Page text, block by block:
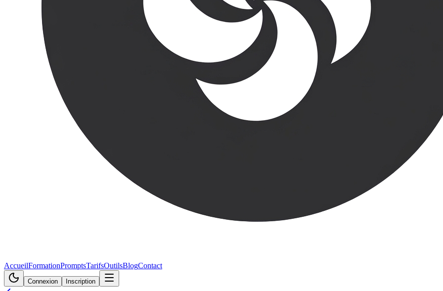
AccueilFormationPromptsTarifsOutilsBlogContact
Connexion Inscription